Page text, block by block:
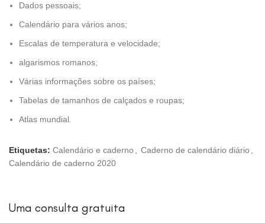
Dados pessoais;
Calendário para vários anos;
Escalas de temperatura e velocidade;
algarismos romanos;
Várias informações sobre os países;
Tabelas de tamanhos de calçados e roupas;
Atlas mundial.
Etiquetas: Calendário e caderno Caderno de calendário diário
Calendário de caderno 2020
Uma consulta gratuita